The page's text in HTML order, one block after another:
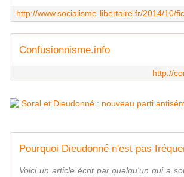
Confusionnisme.info
http://
Voici un article écrit par quelqu'un qui a